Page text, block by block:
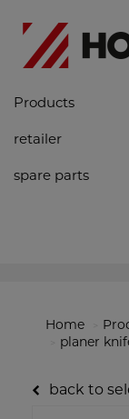
Products
retailer
spare parts
Home
planer
back to